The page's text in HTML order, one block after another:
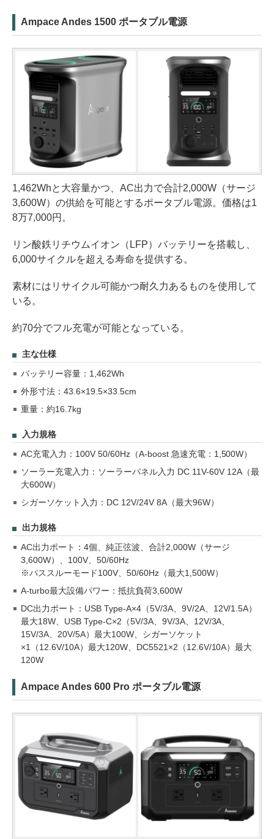
Ampace Andes 1500 ポータブル電源
1,462Whと大容量かつ、AC出力で合計2,000W（サージ
3,600W）の供給を可能とするポータブル電源。価格は1
8万7,000円。
リン酸鉄リチウムイオン（LFP）バッテリーを搭載し、
6,000サイクルを超える寿命を提供する。
素材にはリサイクル可能かつ耐久力あるものを使用して
いる。
約70分でフル充電が可能となっている。
主な仕様
バッテリー容量：1,462Wh
外形寸法：43.6×19.5×33.5cm
重量：約16.7kg
入力規格
AC充電入力：100V 50/60Hz（A-boost 急速充電：1,500W）
ソーラー充電入力：ソーラーパネル入力 DC 11V-60V 12A（最
大600W）
シガーソケット入力：DC 12V/24V 8A（最大96W）
出力規格
AC出力ポート：4個、純正弦波、合計2,000W（サージ
3,600W）、100V、50/60Hz
※パススルーモード100V、50/60Hz（最大1,500W）
A-turbo最大設備パワー：抵抗負荷3,600W
DC出力ポート：USB Type-A×4（5V/3A、9V/2A、12V/1.5A）
最大18W、USB Type-C×2（5V/3A、9V/3A、12V/3A、
15V/3A、20V/5A）最大100W、シガーソケット
×1（12.6V/10A）最大120W、DC5521×2（12.6V/10A）最大
120W
Ampace Andes 600 Pro ポータブル電源